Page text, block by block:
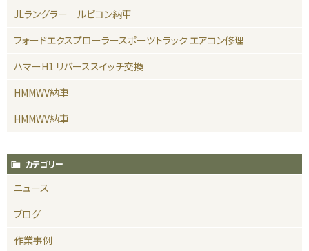
JLラングラー ルビコン納車
フォードエクスプローラースポーツトラック エアコン修理
ハマーH1 リバーススイッチ交換
HMMWV納車
HMMWV納車
カテゴリー
ニュース
ブログ
作業事例